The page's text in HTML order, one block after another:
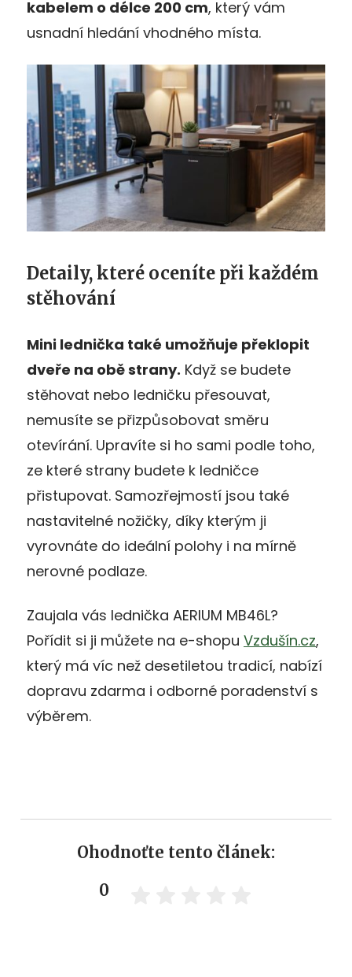
kabelem o délce 200 cm, který vám
usnadní hledání vhodného místa.
Detaily, které oceníte při každém
stěhování
Mini lednička také umožňuje překlopit
dveře na obě strany. Když se budete
stěhovat nebo ledničku přesouvat,
nemusíte se přizpůsobovat směru
otevírání. Upravíte si ho sami podle toho,
ze které strany budete k ledničce
přistupovat. Samozřejmostí jsou také
nastavitelné nožičky, díky kterým ji
vyrovnáte do ideální polohy i na mírně
nerovné podlaze.
Zaujala vás lednička AERIUM MB46L?
Pořídit si ji můžete na e-shopu Vzdušín.cz,
který má víc než desetiletou tradicí, nabízí
dopravu zdarma i odborné poradenství s
výběrem.
Ohodnoťte tento článek:
0